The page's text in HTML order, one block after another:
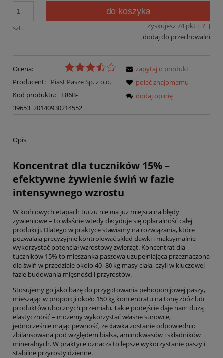
szt.
do koszyka
Zyskujesz74pkt [ ? ]
dodaj do przechowalni
Ocena:
Producent:
Piast Pasze Sp. z o.o.
Kod produktu:
E86B-
39653_20140930214552
zapytaj o produkt
poleć znajomemu
dodaj opinię
Opis
Koncentrat dla tuczników 15% –
efektywne żywienie świń w fazie
intensywnego wzrostu
W końcowych etapach tuczu nie ma już miejsca na błędy
żywieniowe – to właśnie wtedy decyduje się opłacalność całej
produkcji. Dlatego w praktyce stawiamy na rozwiązania, które
pozwalają precyzyjnie kontrolować skład dawki i maksymalnie
wykorzystać potencjał wzrostowy zwierząt. Koncentrat dla
tuczników 15% to mieszanka paszowa uzupełniająca przeznaczona
dla świń w przedziale około 40–80 kg masy ciała, czyli w kluczowej
fazie budowania mięsności i przyrostów.
Stosujemy go jako bazę do przygotowania pełnoporcjowej paszy,
mieszając w proporcji około 150 kg koncentratu na tonę zbóż lub
produktów ubocznych przemiału. Takie podejście daje nam dużą
elastyczność – możemy wykorzystać własne surowce,
jednocześnie mając pewność, że dawka zostanie odpowiednio
zbilansowana pod względem białka, aminokwasów i składników
mineralnych. W praktyce oznacza to lepsze wykorzystanie paszy i
stabilne przyrosty dzienne.